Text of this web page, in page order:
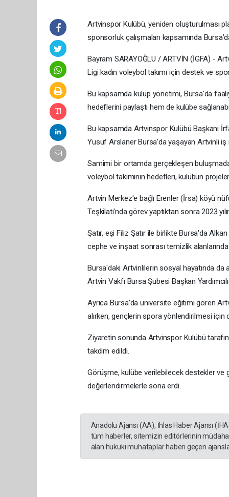
Artvinspor Kulübü, yeniden oluşturulması
sponsorluk çalışmaları kapsamında
Bayram SARAYOĞLU / ARTVİN (İGFA) -
Ligi kadın voleybol takımı için destek ve
Bu kapsamda kulüp yönetimi, Bursa'da
hedeflerini paylaştı hem de kulübe
Bu kapsamda Artvinspor Kulübü Başkanı
Yusuf Arslaner Bursa'da yaşayan Artvinli iş
Samimi bir ortamda gerçekleşen
voleybol takımının hedefleri, kulübün
Artvin Merkez'e bağlı Erenler (İrsa) köyü
Teşkilatı'nda görev yaptıktan sonra 2023
Şatır, eşi Filiz Şatır ile birlikte Bursa'da
cephe ve inşaat sonrası temizlik
Bursa'daki Artvinlilerin sosyal hayatında
Artvin Vakfı Bursa Şubesi Başkan
Ayrıca Bursa'da üniversite eğitimi gören
alırken, gençlerin spora yönlendirilmesi
Ziyaretin sonunda Artvinspor Kulübü
takdim edildi.
Görüşme, kulübe verilebilecek destekler ve
değerlendirmelerle sona erdi.
Anadolu Ajansı (AA), İhlas Haber Ajansı
tüm haberler, sitemizin editörlerinin
alan hukuki muhataplar haberi geçen